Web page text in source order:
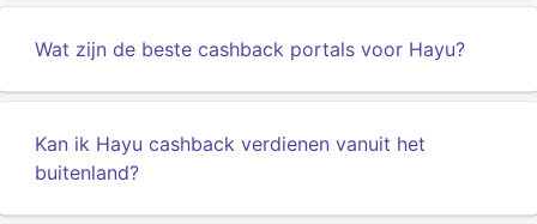
Wat zijn de beste cashback portals voor Hayu?
Kan ik Hayu cashback verdienen vanuit het
buitenland?